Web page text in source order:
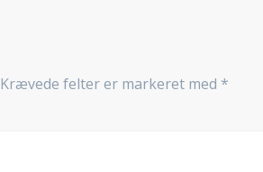
Krævede felter er markeret med *